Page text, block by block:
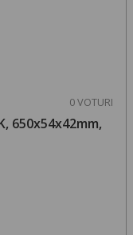
0 VOTURI
650x54x42mm,